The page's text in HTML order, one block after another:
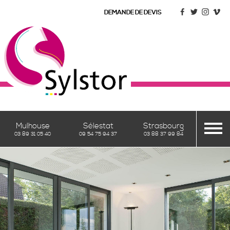
DEMANDE DE DEVIS
Mulhouse
03 89 31 05 40
Sélestat
09 54 75 94 37
Strasbourg
03 88 37 99 84
VÉRANDAS
Vérandas
PERGOLAS
& PERGOLOUNGE